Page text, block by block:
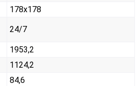
178x178
24/7
1953,2
1124,2
84,6